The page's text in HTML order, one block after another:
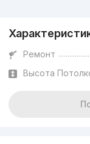
Ремонт
Высота